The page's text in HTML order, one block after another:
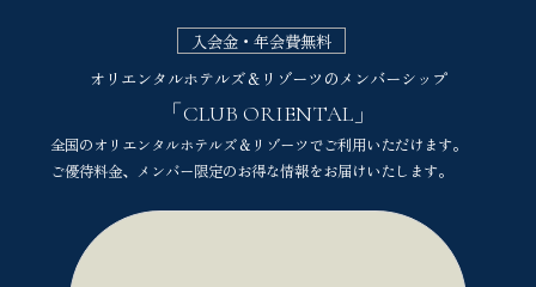
入会金・年会費無料
オリエンタルホテルズ＆リゾーツのメンバーシップ
「CLUB ORIENTAL」
全国のオリエンタルホテルズ＆リゾーツでご利用いただけます。
ご優待料金、メンバー限定のお得な情報をお届けいたします。